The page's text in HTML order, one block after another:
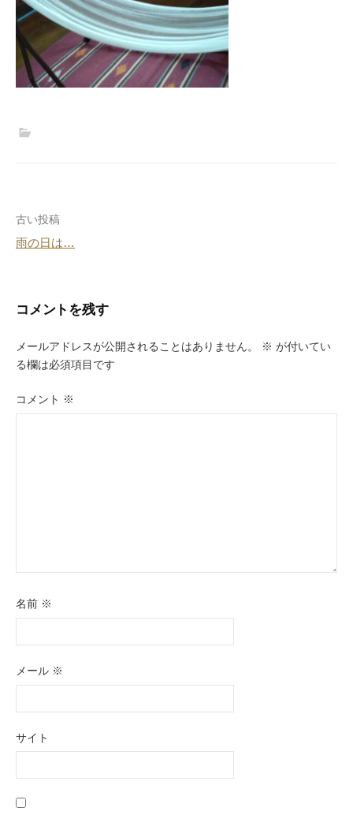
投
稿
ビ
ゲ
ー
シ
古い投稿
雨の日は…
コメントを残す
メールアドレスが公開されることはありません。 ※ が付いてい
る欄は必須項目です
コメント ※
名前 ※
メール ※
サイト